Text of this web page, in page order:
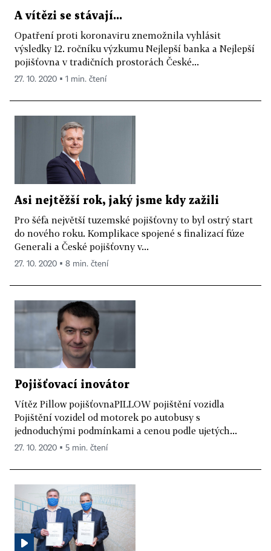
A vítězi se stávají...
Opatření proti koronaviru znemožnila vyhlásit
výsledky 12. ročníku výzkumu Nejlepší banka a Nejlepší
pojišťovna v tradičních prostorách České...
27. 10. 2020 ▪ 1 min. čtení
Asi nejtěžší rok, jaký jsme kdy zažili
Pro šéfa největší tuzemské pojišťovny to byl ostrý start
do nového roku. Komplikace spojené s finalizací fúze
Generali a České pojišťovny v...
27. 10. 2020 ▪ 8 min. čtení
Pojišťovací inovátor
Vítěz Pillow pojišťovnaPILLOW pojištění vozidla
Pojištění vozidel od motorek po autobusy s
jednoduchými podmínkami a cenou podle ujetých...
27. 10. 2020 ▪ 5 min. čtení